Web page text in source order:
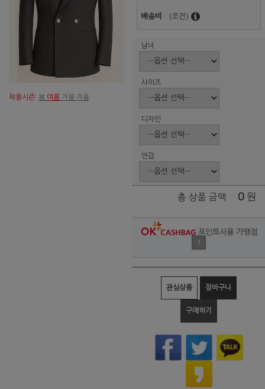
착용시즌: 봄 여름 가을 겨울
배송비 (조건)
남녀
사이즈
디자인
안감
총 상품 금액 0 원
포인트사용 가맹점
?
관심상품 장바구니
구매하기